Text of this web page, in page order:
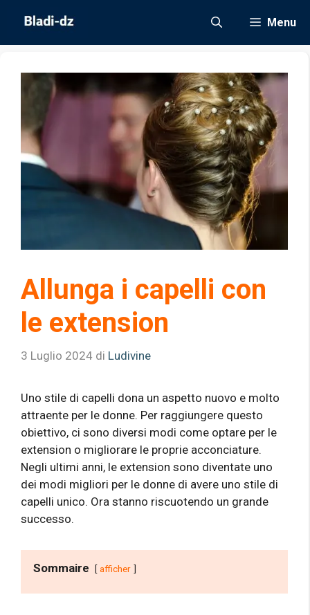
contenuto
Menu
Allunga i capelli con
le extension
3 Luglio 2024 di Ludivine
Uno stile di capelli dona un aspetto nuovo e molto
attraente per le donne. Per raggiungere questo
obiettivo, ci sono diversi modi come optare per le
extension o migliorare le proprie acconciature.
Negli ultimi anni, le extension sono diventate uno
dei modi migliori per le donne di avere uno stile di
capelli unico. Ora stanno riscuotendo un grande
successo.
Sommaire afficher